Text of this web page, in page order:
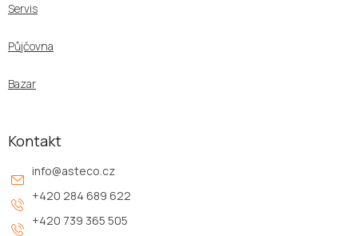
Servis
Půjčovna
Bazar
Kontakt
info@asteco.cz
+420 284 689 622
+420 739 365 505